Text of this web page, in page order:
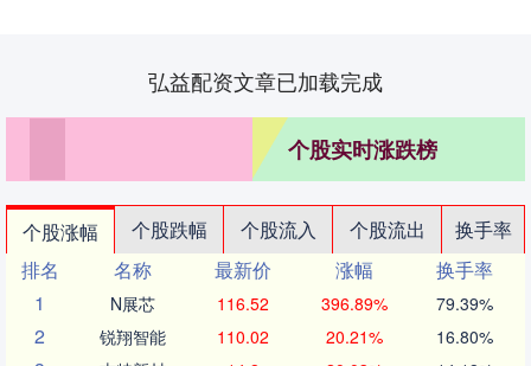
弘益配资文章已加载完成
个股实时涨跌榜
个股涨幅 个股跌幅 个股流入 个股流出
换手率
排名
名称 最新价 涨幅
换手率
1
N展芯 116.52 396.89% 79.39%
2 锐翔智能 110.02 20.21% 16.80%